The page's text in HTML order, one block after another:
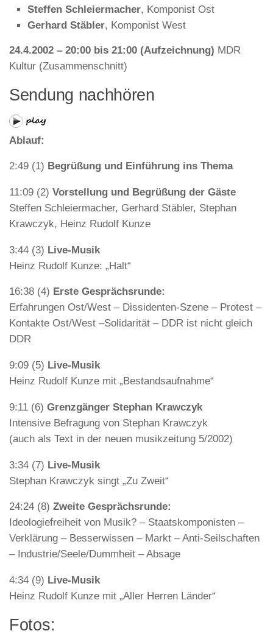
Steffen Schleiermacher, Komponist Ost
Gerhard Stäbler, Komponist West
24.4.2002 – 20:00 bis 21:00 (Aufzeichnung) MDR
Kultur (Zusammenschnitt)
Sendung nachhören
Ablauf:
2:49 (1) Begrüßung und Einführung ins Thema
11:09 (2) Vorstellung und Begrüßung der Gäste
Steffen Schleiermacher, Gerhard Stäbler, Stephan
Krawczyk, Heinz Rudolf Kunze
3:44 (3) Live-Musik
Heinz Rudolf Kunze: „Halt“
16:38 (4) Erste Gesprächsrunde:
Erfahrungen Ost/West – Dissidenten-Szene – Protest –
Kontakte Ost/West –Solidarität – DDR ist nicht gleich
DDR
9:09 (5) Live-Musik
Heinz Rudolf Kunze mit „Bestandsaufnahme“
9:11 (6) Grenzgänger Stephan Krawczyk
Intensive Befragung von Stephan Krawczyk
(auch als Text in der neuen musikzeitung 5/2002)
3:34 (7) Live-Musik
Stephan Krawczyk singt „Zu Zweit“
24:24 (8) Zweite Gesprächsrunde:
Ideologiefreiheit von Musik? – Staatskomponisten –
Verklärung – Besserwissen – Markt – Anti-Seilschaften
– Industrie/Seele/Dummheit – Absage
4:34 (9) Live-Musik
Heinz Rudolf Kunze mit „Aller Herren Länder“
Fotos: